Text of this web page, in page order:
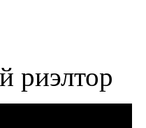
риэлтор